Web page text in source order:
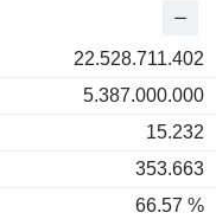
22.528.711.402
5.387.000.000
15.232
353.663
66.57 %